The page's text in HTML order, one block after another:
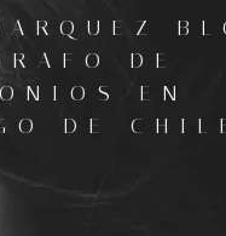
al
contenido
DE
EN
DE